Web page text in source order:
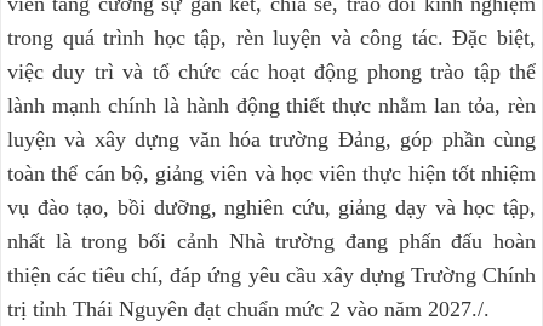
trong quá trình học tập, rèn luyện và công tác. Đặc biệt,
việc duy trì và tổ chức các hoạt động phong trào tập thể
lành mạnh chính là hành động thiết thực nhằm lan tỏa, rèn
luyện và xây dựng văn hóa trường Đảng, góp phần cùng
toàn thể cán bộ, giảng viên và học viên thực hiện tốt nhiệm
vụ đào tạo, bồi dưỡng, nghiên cứu, giảng dạy và học tập,
nhất là trong bối cảnh Nhà trường đang phấn đấu hoàn
thiện các tiêu chí, đáp ứng yêu cầu xây dựng Trường Chính
trị tỉnh Thái Nguyên đạt chuẩn mức 2 vào năm 2027./.